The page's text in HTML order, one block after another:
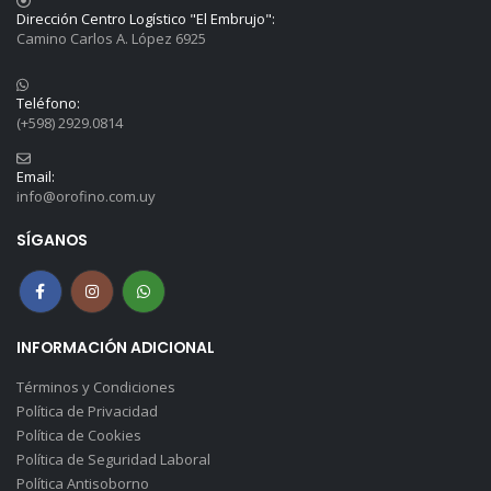
Dirección Centro Logístico "El Embrujo":
Camino Carlos A. López 6925
Teléfono:
(+598) 2929.0814
Email:
info@orofino.com.uy
SÍGANOS
INFORMACIÓN ADICIONAL
Términos y Condiciones
Política de Privacidad
Política de Cookies
Política de Seguridad Laboral
Política Antisoborno